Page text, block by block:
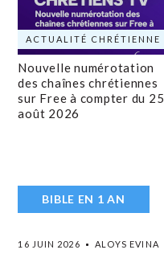
ACTUALITÉ CHRÉTIENNE
Nouvelle numérotation
des chaînes chrétiennes
sur Free à compter du 25
août 2026
BIBLE EN 1 AN
16 JUIN 2026 ALOYS EVINA